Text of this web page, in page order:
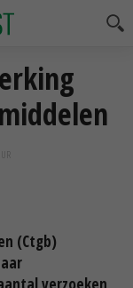
(Ctgb)